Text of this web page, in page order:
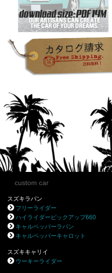
custom car
スズキラパン
フリーライダー
ハイライダーピックアップ660
キャルペッパーラパン
キャルペッパーキャロット
スズキキャリイ
ウーキーライダー